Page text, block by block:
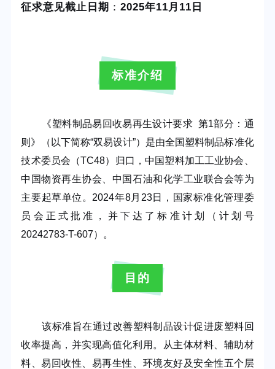
征求意见截止日期 ：2025年11月11日
标准介绍
《塑料制品易回收易再生设计要求 第1部分：通
则》（以下简称“双易设计”）是由全国塑料制品标准化
技术委员会（TC48）归口，中国塑料加工工业协会、
中国物资再生协会、中国石油和化学工业联合会等为
主要起草单位。 2024年8月 23日，国家标准化管理委
员会正式批准，并下达了标准计划（计划号
20242783-T-607）。
目的
该标准旨在通过改善塑料制品设计促进废塑料回
收率提高，并实现高值化利用。从主体材料、辅助材
料、易回收性、易再生性、环境友好及安全性五个层